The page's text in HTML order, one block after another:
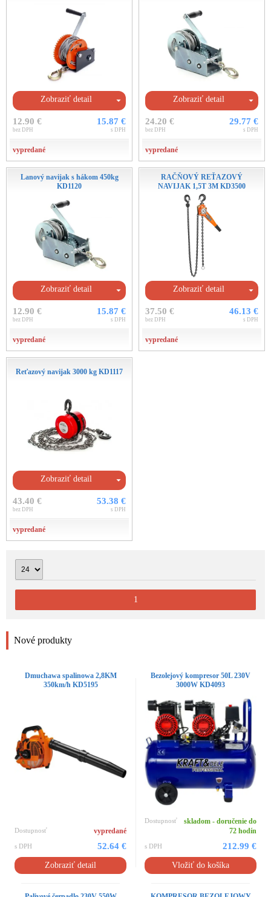
Zobraziť detail
12.90 €
bez DPH
15.87 €
s DPH
vypredané
Zobraziť detail
24.20 €
bez DPH
29.77 €
s DPH
vypredané
Lanový navijak s hákom 450kg
KD1120
Zobraziť detail
12.90 €
bez DPH
15.87 €
s DPH
vypredané
RAČŇOVÝ REŤAZOVÝ
NAVIJAK 1,5T 3M KD3500
Zobraziť detail
37.50 €
bez DPH
46.13 €
s DPH
vypredané
Reťazový navijak 3000 kg KD1117
Zobraziť detail
43.40 €
bez DPH
53.38 €
s DPH
vypredané
1
Nové produkty
Dmuchawa spalinowa 2,8KM
350km/h KD5195
Dostupnosť vypredané
s DPH 52.64 €
Zobraziť detail
Bezolejový kompresor 50L 230V
3000W KD4093
Dostupnosť
skladom - doručenie do
72 hodín
s DPH 212.99 €
Vložiť do košíka